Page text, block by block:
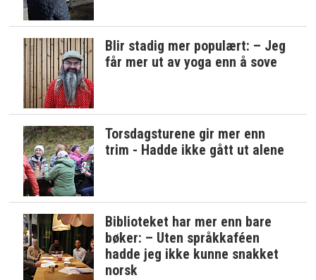
Blir stadig mer populært: – Jeg
får mer ut av yoga enn å sove
Torsdagsturene gir mer enn
trim - Hadde ikke gått ut alene
Biblioteket har mer enn bare
bøker: – Uten språkkaféen
hadde jeg ikke kunne snakket
norsk